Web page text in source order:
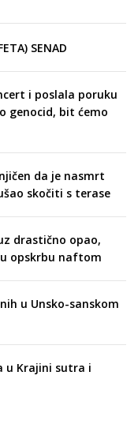
SENAD
i poslala poruku
genocid, bit ćemo
da je nasmrt
skočiti s terase
drastično opao,
opskrbu naftom
u Unsko-sanskom
u Krajini sutra i